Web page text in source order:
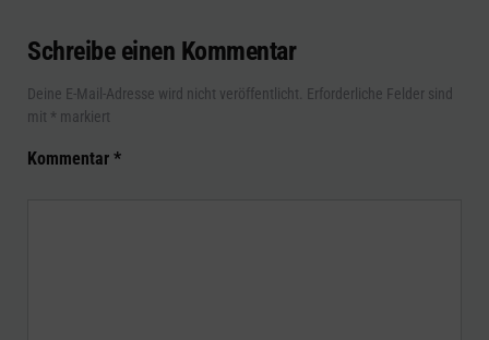
Schreibe einen Kommentar
Deine E-Mail-Adresse wird nicht veröffentlicht. Erforderliche Felder sind
mit * markiert
Kommentar *